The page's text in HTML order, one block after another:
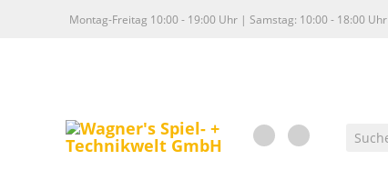
Montag-Freitag 10:00 - 19:00 Uhr | Samstag: 10:00 - 18:00 Uhr